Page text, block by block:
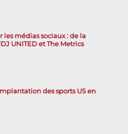
médias sociaux : de la
UNITED et The Metrics
des sports US en